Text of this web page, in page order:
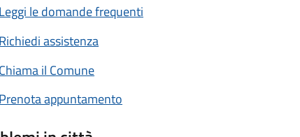
Leggi le domande frequenti
Richiedi assistenza
Chiama il Comune
Prenota appuntamento